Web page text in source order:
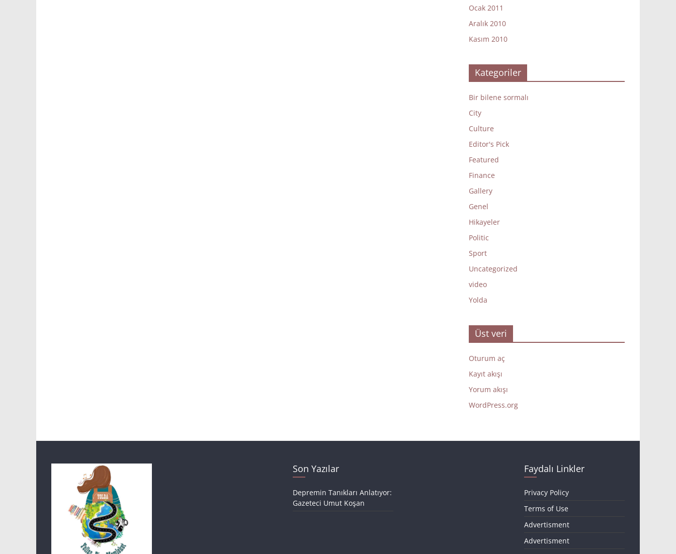
Ocak 2011
Aralık 2010
Kasım 2010
Kategoriler
Bir bilene sormalı
City
Culture
Editor's Pick
Featured
Finance
Gallery
Genel
Hikayeler
Politic
Sport
Uncategorized
video
Yolda
Üst veri
Oturum aç
Kayıt akışı
Yorum akışı
WordPress.org
Son Yazılar
Depremin Tanıkları Anlatıyor:
Gazeteci Umut Koşan
Faydalı Linkler
Privacy Policy
Terms of Use
Advertisment
Advertisment